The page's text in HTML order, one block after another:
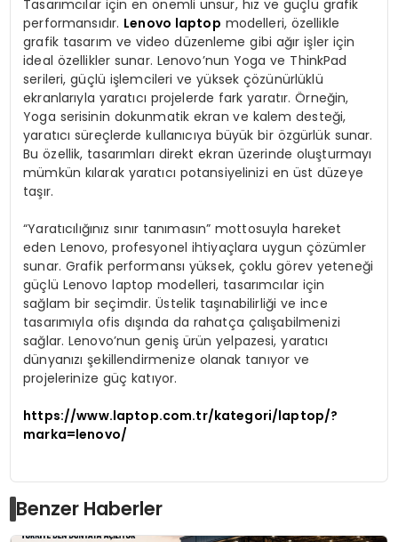
Tasarımcılar için en önemli unsur, hız ve güçlü grafik
performansıdır. Lenovo laptop modelleri, özellikle
grafik tasarım ve video düzenleme gibi ağır işler için
ideal özellikler sunar. Lenovo’nun Yoga ve ThinkPad
serileri, güçlü işlemcileri ve yüksek çözünürlüklü
ekranlarıyla yaratıcı projelerde fark yaratır. Örneğin,
Yoga serisinin dokunmatik ekran ve kalem desteği,
yaratıcı süreçlerde kullanıcıya büyük bir özgürlük sunar.
Bu özellik, tasarımları direkt ekran üzerinde oluşturmayı
mümkün kılarak yaratıcı potansiyelinizi en üst düzeye
taşır.
“Yaratıcılığınız sınır tanımasın” mottosuyla hareket
eden Lenovo, profesyonel ihtiyaçlara uygun çözümler
sunar. Grafik performansı yüksek, çoklu görev yeteneği
güçlü Lenovo laptop modelleri, tasarımcılar için
sağlam bir seçimdir. Üstelik taşınabilirliği ve ince
tasarımıyla ofis dışında da rahatça çalışabilmenizi
sağlar. Lenovo’nun geniş ürün yelpazesi, yaratıcı
dünyanızı şekillendirmenize olanak tanıyor ve
projelerinize güç katıyor.
https://www.laptop.com.tr/kategori/laptop/?
marka=lenovo/
Benzer Haberler